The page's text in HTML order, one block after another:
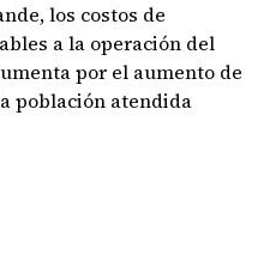
los costos de
a la operación del
por el aumento de
población atendida